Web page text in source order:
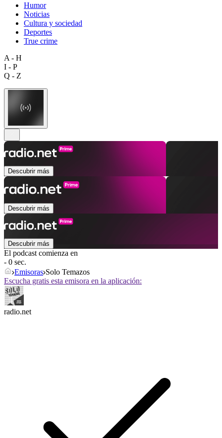
Humor
Noticias
Cultura y sociedad
Deportes
True crime
A - H
I - P
Q - Z
Descubrir más
Descubrir más
Descubrir más
El podcast comienza en
- 0 sec.
Emisoras Solo Temazos
Escucha gratis esta emisora en la aplicación:
radio.net